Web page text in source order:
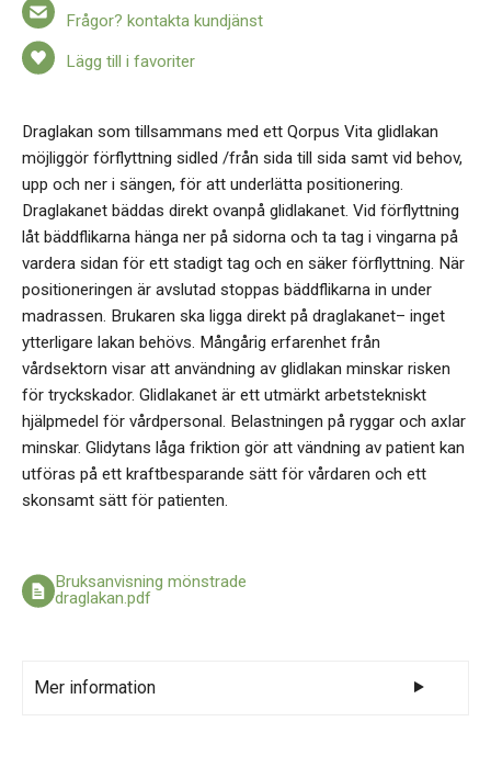
Frågor? kontakta kundjänst
Lägg till i favoriter
Draglakan som tillsammans med ett Qorpus Vita glidlakan
möjliggör förflyttning sidled /från sida till sida samt vid behov,
upp och ner i sängen, för att underlätta positionering.
Draglakanet bäddas direkt ovanpå glidlakanet. Vid förflyttning
låt bäddflikarna hänga ner på sidorna och ta tag i vingarna på
vardera sidan för ett stadigt tag och en säker förflyttning. När
positioneringen är avslutad stoppas bäddflikarna in under
madrassen. Brukaren ska ligga direkt på draglakanet– inget
ytterligare lakan behövs. Mångårig erfarenhet från
vårdsektorn visar att användning av glidlakan minskar risken
för tryckskador. Glidlakanet är ett utmärkt arbetstekniskt
hjälpmedel för vårdpersonal. Belastningen på ryggar och axlar
minskar. Glidytans låga friktion gör att vändning av patient kan
utföras på ett kraftbesparande sätt för vårdaren och ett
skonsamt sätt för patienten.
Bruksanvisning mönstrade
draglakan.pdf
Mer information